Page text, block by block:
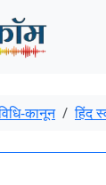
कानून हिंद